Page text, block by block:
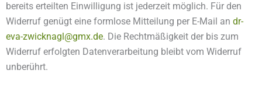
bereits erteilten Einwilligung ist jederzeit möglich. Für den
Widerruf genügt eine formlose Mitteilung per E-Mail an dr-
eva-zwicknagl@gmx.de. Die Rechtmäßigkeit der bis zum
Widerruf erfolgten Datenverarbeitung bleibt vom Widerruf
unberührt.